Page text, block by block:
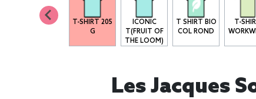
B&C - E190
T-SHIRT 205
G
ICONIC
T(FRUIT OF
THE LOOM)
T SHIRT BIO
COL ROND
T-
Les Jacques